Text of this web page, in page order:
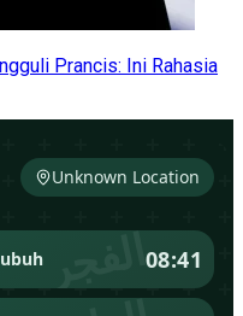
Prancis: Ini Rahasia